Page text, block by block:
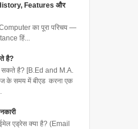
Features और
का पूरा परिचय —
हिं...
है?
सकते है? [B.Ed and M.A.
के समय में बीएड करना एक
एड्रेस क्या है? (Email